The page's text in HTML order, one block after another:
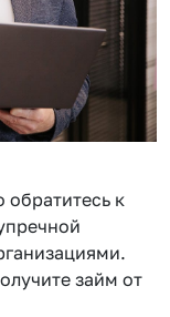
к
займ от